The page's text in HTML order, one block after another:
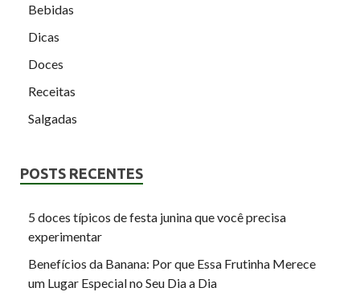
Bebidas
Dicas
Doces
Receitas
Salgadas
POSTS RECENTES
5 doces típicos de festa junina que você precisa
experimentar
Benefícios da Banana: Por que Essa Frutinha Merece
um Lugar Especial no Seu Dia a Dia